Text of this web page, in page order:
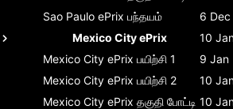
Sao Paulo ePrix பந்தயம் 6 Dec
Mexico City ePrix
10
Mexico City ePrix பயிற்சி 1 9 Jan
Mexico City ePrix பயிற்சி 2 10
Mexico City ePrix தகுதி போட்டி 10